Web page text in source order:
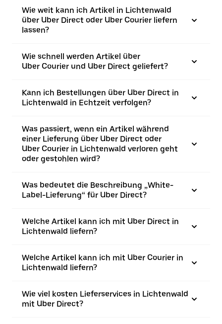
Wie weit kann ich Artikel in Lichtenwald
über Uber Direct oder Uber Courier liefern
lassen?
Wie schnell werden Artikel über
Uber Courier und Uber Direct geliefert?
Kann ich Bestellungen über Uber Direct in
Lichtenwald in Echtzeit verfolgen?
Was passiert, wenn ein Artikel während
einer Lieferung über Uber Direct oder
Uber Courier in Lichtenwald verloren geht
oder gestohlen wird?
Was bedeutet die Beschreibung „White-
Label-Lieferung“ für Uber Direct?
Welche Artikel kann ich mit Uber Direct in
Lichtenwald liefern?
Welche Artikel kann ich mit Uber Courier in
Lichtenwald liefern?
Wie viel kosten Lieferservices in Lichtenwald
mit Uber Direct?